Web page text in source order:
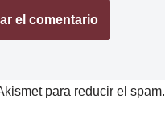
para reducir el spam.